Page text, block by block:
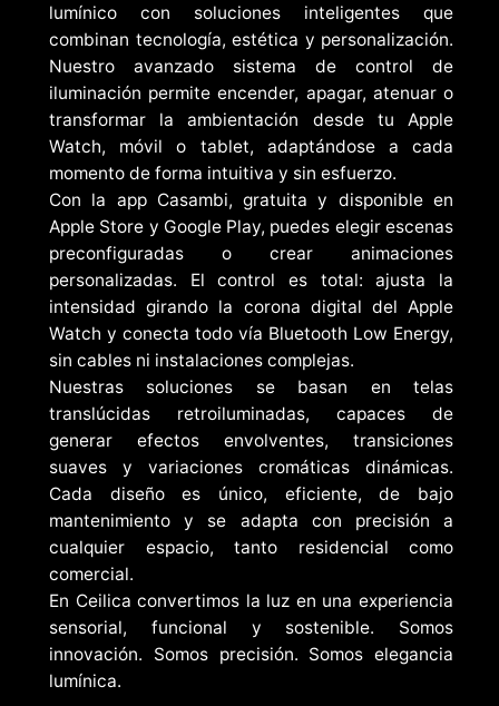
lumínico con soluciones inteligentes que
combinan tecnología, estética y personalización.
Nuestro avanzado sistema de control de
iluminación permite encender, apagar, atenuar o
transformar la ambientación desde tu Apple
Watch, móvil o tablet, adaptándose a cada
momento de forma intuitiva y sin esfuerzo.
Con la app Casambi, gratuita y disponible en
Apple Store y Google Play, puedes elegir escenas
preconfiguradas o crear animaciones
personalizadas. El control es total: ajusta la
intensidad girando la corona digital del Apple
Watch y conecta todo vía Bluetooth Low Energy,
sin cables ni instalaciones complejas.
Nuestras soluciones se basan en telas
translúcidas retroiluminadas, capaces de
generar efectos envolventes, transiciones
suaves y variaciones cromáticas dinámicas.
Cada diseño es único, eficiente, de bajo
mantenimiento y se adapta con precisión a
cualquier espacio, tanto residencial como
comercial.
En Ceilica convertimos la luz en una experiencia
sensorial, funcional y sostenible. Somos
innovación. Somos precisión. Somos elegancia
lumínica.